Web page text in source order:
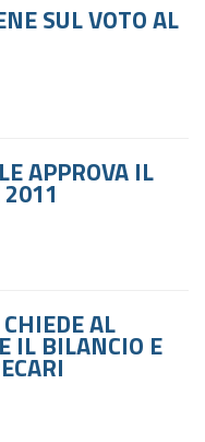
SUL VOTO AL
APPROVA IL
CHIEDE AL
IL BILANCIO E